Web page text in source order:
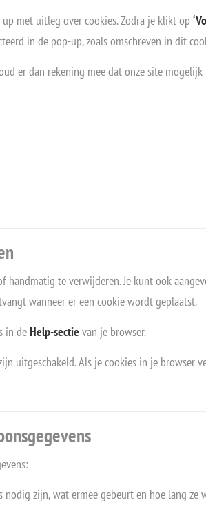
met uitleg over cookies. Zodra je klikt op
in de pop-up, zoals omschreven in dit
er dan rekening mee dat onze site
te verwijderen. Je kunt ook
wanneer er een cookie wordt geplaatst.
in deHelp-sectie van je browser.
uitgeschakeld. Als je cookies in je browser
zijn, wat ermee gebeurt en hoe lang ze